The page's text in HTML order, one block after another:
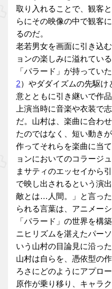
取り入れることで、観客
らにその映像の中で観客
るのだ。
老若男女を画面に引き込
ョンの楽しみに溢れてい
「パラード」が持ってい
2）やダダイズムの先駆
意とともに引き継いで作
上演当時に音楽や衣装で
だ。山村は、楽曲に合わ
たのではなく、短い動き
作ってそれらを楽曲に当
ョンにおいてのコラージ
まサティのエッセイから
で映し出されるという演
敵とは…人間。」と言っ
られる言葉は、アニメー
「パラード」の世界を構
ニヒリズムを湛えたパー
いう山村の目論見に沿った
山村は自らを、憑依型の
ろさにどのようにアプロ
原作が乗り移り、キャラ